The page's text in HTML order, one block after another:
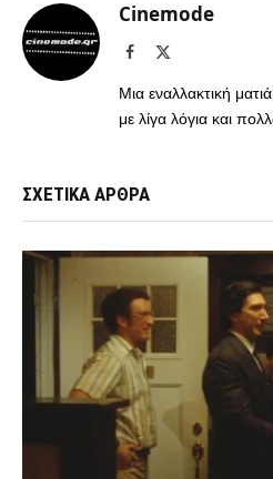
Cinemode
Facebook
Μια εναλλακτική
με λίγα λόγια και
ΣΧΕΤΙΚΑ ΑΡΘΡΑ